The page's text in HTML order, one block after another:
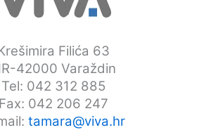
Filića 63
42000 Varaždin
Tel: 042 312 885
Fax: 042 206 247
tamara@viva.hr